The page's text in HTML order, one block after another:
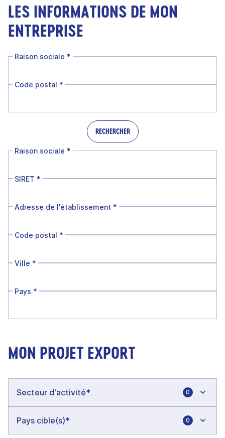
LES INFORMATIONS DE MON
ENTREPRISE
Raison sociale *
Code postal *
RECHERCHER
Raison sociale *
SIRET *
Adresse de l'établissement *
Code postal *
Ville *
Pays *
MON PROJET EXPORT
0
0